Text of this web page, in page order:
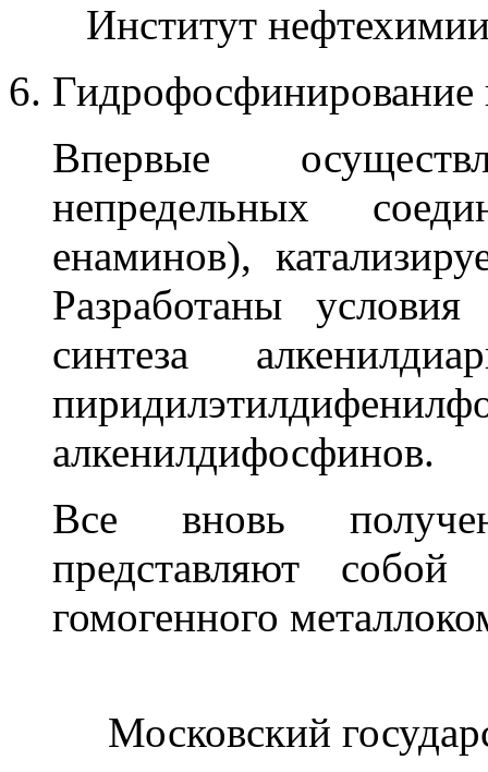
Институт
Гидрофосфинирование
Впервые
непредельных
енаминов),
Разработаны
синтеза
алкенилдифосфинов.
Все вновь
представляют
гомогенного
Московский